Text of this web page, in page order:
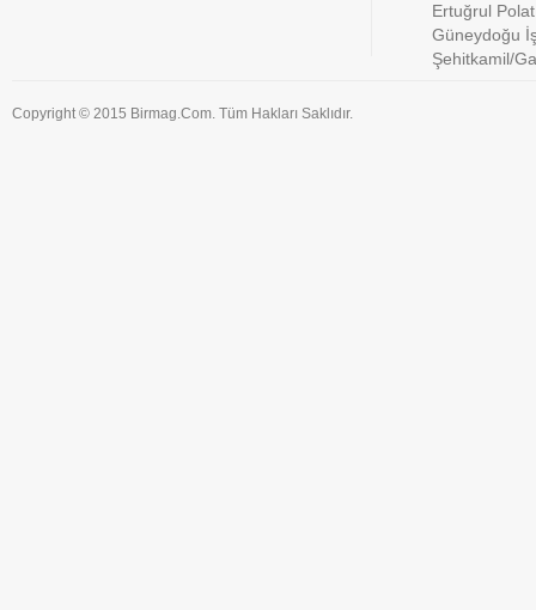
Ertuğrul
Güneydoğu
Şehitkamil/
Copyright © 2015 Birmag.Com. Tüm Hakları Saklıdır.